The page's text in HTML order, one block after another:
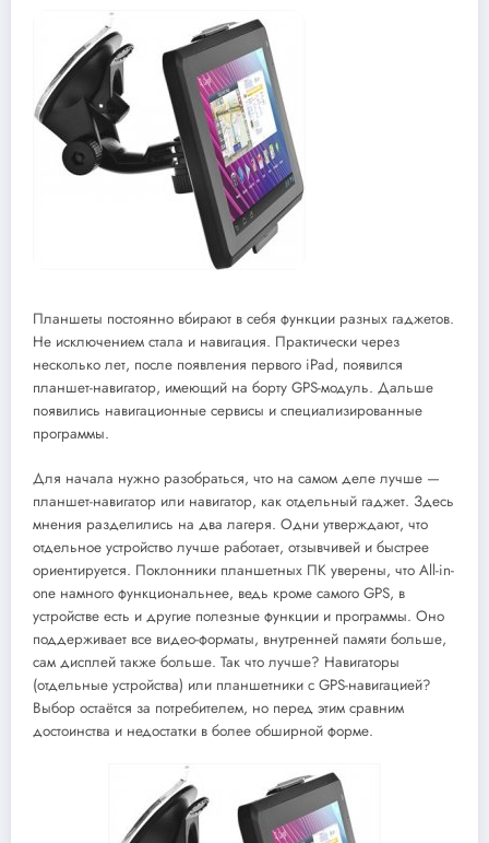
Планшеты постоянно вбирают в себя функции разных гаджетов.
Не исключением стала и навигация. Практически через
несколько лет, после появления первого iPad, появился
планшет-навигатор, имеющий на борту GPS-модуль. Дальше
появились навигационные сервисы и специализированные
программы.
Для начала нужно разобраться, что на самом деле лучше —
планшет-навигатор или навигатор, как отдельный гаджет. Здесь
мнения разделились на два лагеря. Одни утверждают, что
отдельное устройство лучше работает, отзывчивей и быстрее
ориентируется. Поклонники планшетных ПК уверены, что All-in-
one намного функциональнее, ведь кроме самого GPS, в
устройстве есть и другие полезные функции и программы. Оно
поддерживает все видео-форматы, внутренней памяти больше,
сам дисплей также больше. Так что лучше? Навигаторы
(отдельные устройства) или планшетники с GPS-навигацией?
Выбор остаётся за потребителем, но перед этим сравним
достоинства и недостатки в более обширной форме.